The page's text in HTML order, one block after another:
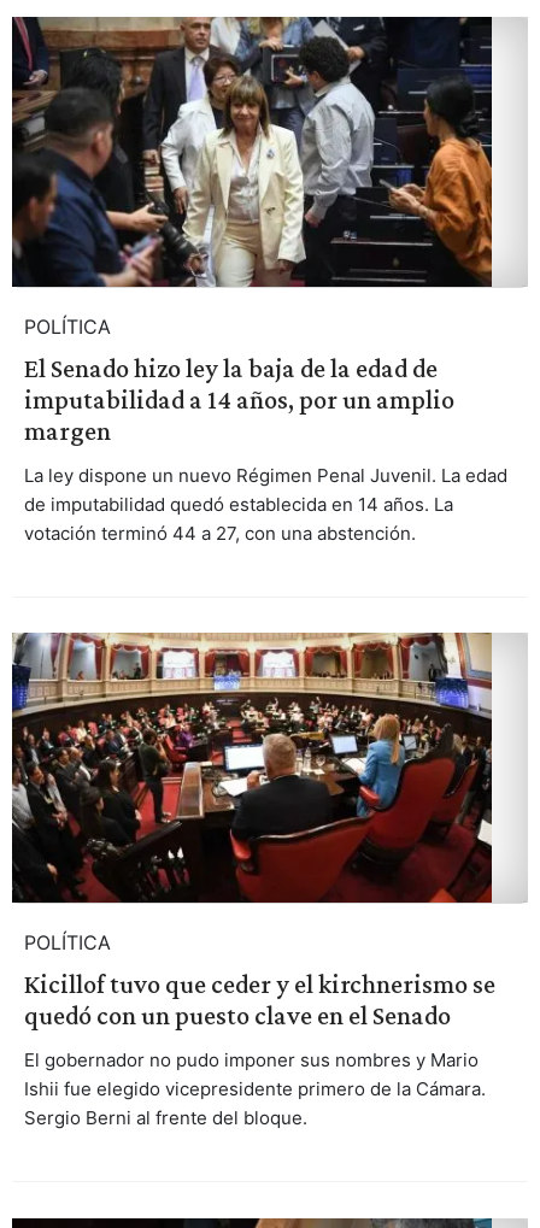
POLÍTICA
El Senado hizo ley la baja de la edad de
imputabilidad a 14 años, por un amplio
margen
La ley dispone un nuevo Régimen Penal Juvenil. La edad
de imputabilidad quedó establecida en 14 años. La
votación terminó 44 a 27, con una abstención.
POLÍTICA
Kicillof tuvo que ceder y el kirchnerismo se
quedó con un puesto clave en el Senado
El gobernador no pudo imponer sus nombres y Mario
Ishii fue elegido vicepresidente primero de la Cámara.
Sergio Berni al frente del bloque.